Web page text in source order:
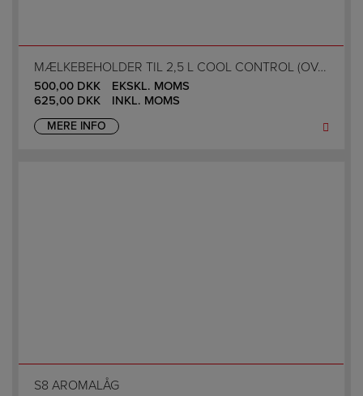
MÆLKEBEHOLDER TIL 2,5 L COOL CONTROL (OVAL)
500,00 DKK
EKSKL. MOMS
625,00 DKK INKL. MOMS
MERE INFO
S8 AROMALÅG